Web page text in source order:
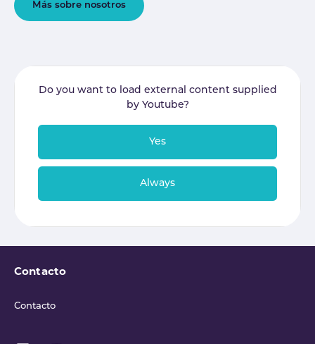
Más sobre nosotros
Do you want to load external content supplied
by Youtube?
Yes
Always
Contacto
Contacto